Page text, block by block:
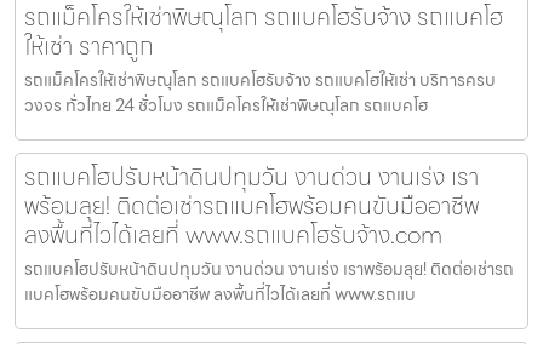
รถแม็คโครให้เช่าพิษณุโลก รถแบคโฮรับจ้าง รถแบคโฮ
ให้เช่า ราคาถูก
รถแม็คโครให้เช่าพิษณุโลก รถแบคโฮรับจ้าง รถแบคโฮให้เช่า บริการครบ
วงจร ทั่วไทย 24 ชั่วโมง รถแม็คโครให้เช่าพิษณุโลก รถแบคโฮ
รถแบคโฮปรับหน้าดินปทุมวัน งานด่วน งานเร่ง เรา
พร้อมลุย! ติดต่อเช่ารถแบคโฮพร้อมคนขับมืออาชีพ
ลงพื้นที่ไวได้เลยที่ www.รถแบคโฮรับจ้าง.com
รถแบคโฮปรับหน้าดินปทุมวัน งานด่วน งานเร่ง เราพร้อมลุย! ติดต่อเช่ารถ
แบคโฮพร้อมคนขับมืออาชีพ ลงพื้นที่ไวได้เลยที่ www.รถแบ